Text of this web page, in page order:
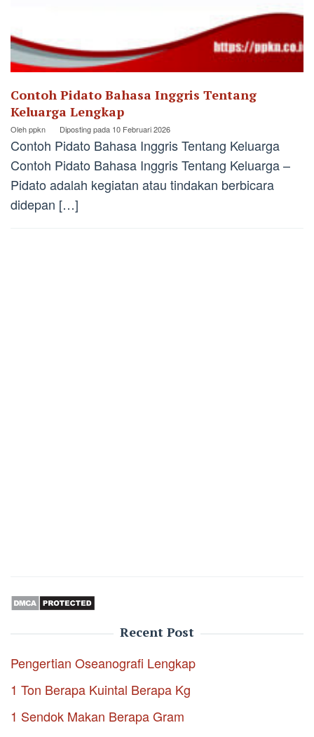
Contoh Pidato Bahasa Inggris Tentang
Keluarga Lengkap
Olehppkn Diposting pada 10 Februari 2026
Contoh Pidato Bahasa Inggris Tentang Keluarga
Contoh Pidato Bahasa Inggris Tentang Keluarga –
Pidato adalah kegiatan atau tindakan berbicara
didepan […]
Recent Post
Pengertian Oseanografi Lengkap
1 Ton Berapa Kuintal Berapa Kg
1 Sendok Makan Berapa Gram